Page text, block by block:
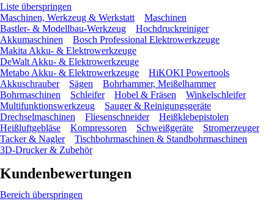
Liste überspringen
Maschinen, Werkzeug & Werkstatt
Maschinen
Bastler- & Modellbau-Werkzeug
Hochdruckreiniger
Akkumaschinen
Bosch Professional Elektrowerkzeuge
Makita Akku- & Elektrowerkzeuge
DeWalt Akku- & Elektrowerkzeuge
Metabo Akku- & Elektrowerkzeuge
HiKOKI Powertools
Akkuschrauber
Sägen
Bohrhammer, Meißelhammer
Bohrmaschinen
Schleifer Hobel & Fräsen
Winkelschleifer
Multifunktionswerkzeug
Sauger & Reinigungsgeräte
Drechselmaschinen
Fliesenschneider
Heißklebepistolen
Heißluftgebläse
Kompressoren Schweißgeräte
Stromerzeuger
Tacker & Nagler
Tischbohrmaschinen & Standbohrmaschinen
3D-Drucker & Zubehör
Kundenbewertungen
Bereich überspringen